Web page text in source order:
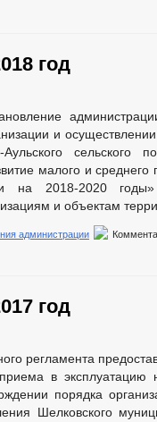
год
и осуществлении
сельского
малого и среднего
на 2018-2020
и объектам
администрации
год
регламента
в эксплуатацию
порядка
Шелковского